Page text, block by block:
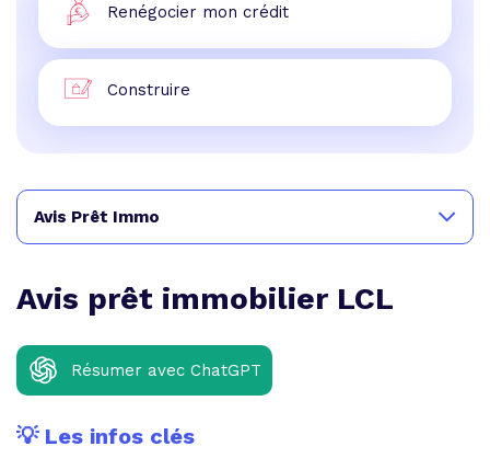
Renégocier mon crédit
Construire
Avis prêt immobilier LCL
Résumer avec ChatGPT
💡 Les infos clés
Avis Prêt Immo